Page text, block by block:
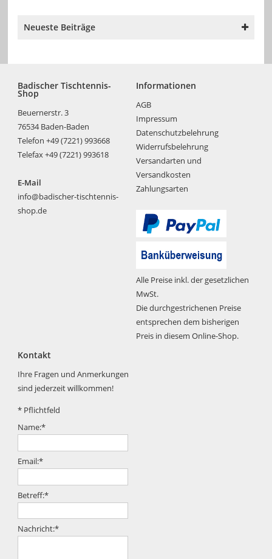
Neueste Beiträge
Badischer Tischtennis-
Shop
Beuernerstr. 3
76534 Baden-Baden
Telefon +49 (7221) 993668
Telefax +49 (7221) 993618
E-Mail
info@badischer-tischtennis-
shop.de
Informationen
AGB
Impressum
Datenschutzbelehrung
Widerrufsbelehrung
Versandarten und
Versandkosten
Zahlungsarten
Alle Preise inkl. der gesetzlichen
MwSt.
Die durchgestrichenen Preise
entsprechen dem bisherigen
Preis in diesem Online-Shop.
Kontakt
Ihre Fragen und Anmerkungen
sind jederzeit willkommen!
* Pflichtfeld
Name:*
Email:*
Betreff:*
Nachricht:*